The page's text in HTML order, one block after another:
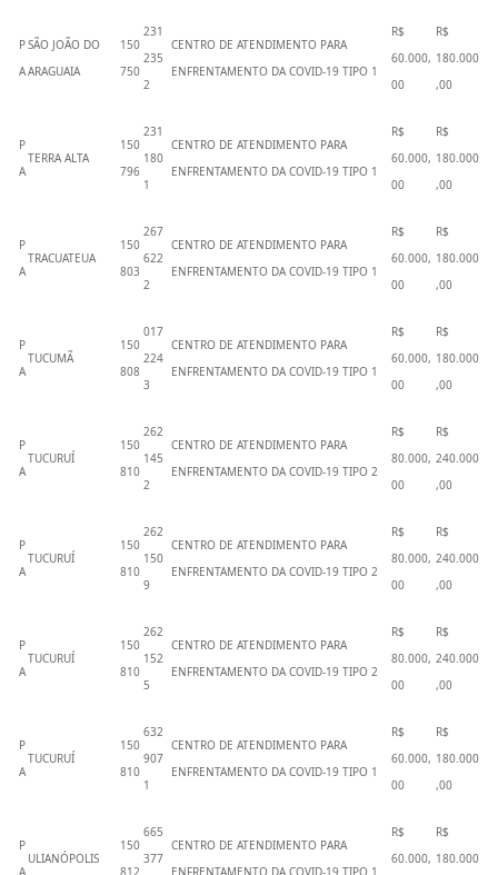
P
A
SÃO JOÃO DO
ARAGUAIA
150
750
231
235
2
CENTRO DE ATENDIMENTO PARA
ENFRENTAMENTO DA COVID-19 TIPO 1
R$
60.000,
00
R$
180.000
,00
P
A
TERRA ALTA
150
796
231
180
1
CENTRO DE ATENDIMENTO PARA
ENFRENTAMENTO DA COVID-19 TIPO 1
R$
60.000,
00
R$
180.000
,00
P
A
TRACUATEUA
150
803
267
622
2
CENTRO DE ATENDIMENTO PARA
ENFRENTAMENTO DA COVID-19 TIPO 1
R$
60.000,
00
R$
180.000
,00
P
A
TUCUMÃ
150
808
017
224
3
CENTRO DE ATENDIMENTO PARA
ENFRENTAMENTO DA COVID-19 TIPO 1
R$
60.000,
00
R$
180.000
,00
P
A
TUCURUÍ
150
810
262
145
2
CENTRO DE ATENDIMENTO PARA
ENFRENTAMENTO DA COVID-19 TIPO 2
R$
80.000,
00
R$
240.000
,00
P
A
TUCURUÍ
150
810
262
150
9
CENTRO DE ATENDIMENTO PARA
ENFRENTAMENTO DA COVID-19 TIPO 2
R$
80.000,
00
R$
240.000
,00
P
A
TUCURUÍ
150
810
262
152
5
CENTRO DE ATENDIMENTO PARA
ENFRENTAMENTO DA COVID-19 TIPO 2
R$
80.000,
00
R$
240.000
,00
P
A
TUCURUÍ
150
810
632
907
1
CENTRO DE ATENDIMENTO PARA
ENFRENTAMENTO DA COVID-19 TIPO 1
R$
60.000,
00
R$
180.000
,00
P
ULIANÓPOLIS
150
665
377
CENTRO DE ATENDIMENTO PARA
R$
60.000,
R$
180.000